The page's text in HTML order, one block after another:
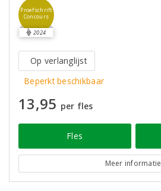
Proefschrift
Concours
2024
Op verlanglijst
Beperkt beschikbaar
13,95 per fles
Fles
Meer informatie